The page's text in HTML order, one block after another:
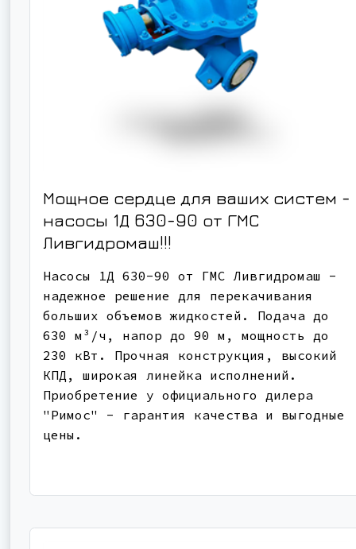
Мощное сердце для ваших систем -
насосы 1Д 630-90 от ГМС
Ливгидромаш!!!
Насосы 1Д 630-90 от ГМС Ливгидромаш -
надежное решение для перекачивания
больших объемов жидкостей. Подача до
630 м³/ч, напор до 90 м, мощность до
230 кВт. Прочная конструкция, высокий
КПД, широкая линейка исполнений.
Приобретение у официального дилера
"Римос" - гарантия качества и выгодные
цены.